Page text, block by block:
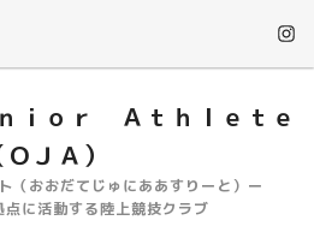
ｉｏｒ Ａｔｈｌｅｔｅ
ＯＪＡ）
（おおだてじゅにああすりーと）ー
に活動する陸上競技クラブ